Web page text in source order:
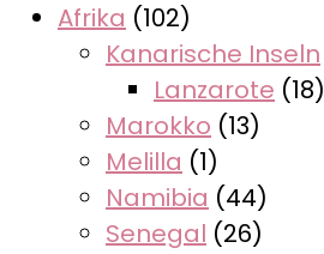
Afrika (102)
Kanarische Inseln
Lanzarote (18)
Marokko (13)
Melilla (1)
Namibia (44)
Senegal (26)